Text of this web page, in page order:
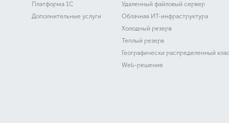
Платформа 1C
Дополнительные услуги
Удаленный файловый сервер
Облачная ИТ-инфраструктура
Холодный резерв
Теплый резерв
Географически распределенный
Web-решение